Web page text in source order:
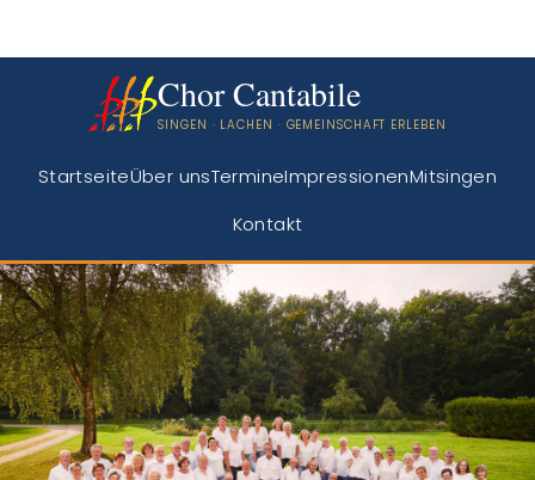
Chor Cantabile
SINGEN · LACHEN · GEMEINSCHAFT ERLEBEN
StartseiteÜber unsTermineImpressionenMitsingen
Kontakt